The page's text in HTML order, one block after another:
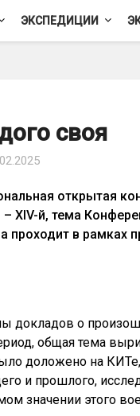
ЭКСПЕДИЦИИ
своя
открытая
XIV-й, тема
проходит в рамках
докладов о
общая тема
доложено на
и прошлого,
значении этого